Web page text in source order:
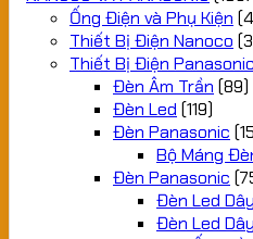
Ống Điện và Phụ Kiện
Thiết Bị Điện Nanoco
Thiết Bị Điện Panasonic
Đèn Âm Trần (89)
Đèn Led (119)
Đèn Panasonic
Bộ Máng
Đèn Panasonic
Đèn Led Dây
Đèn Led